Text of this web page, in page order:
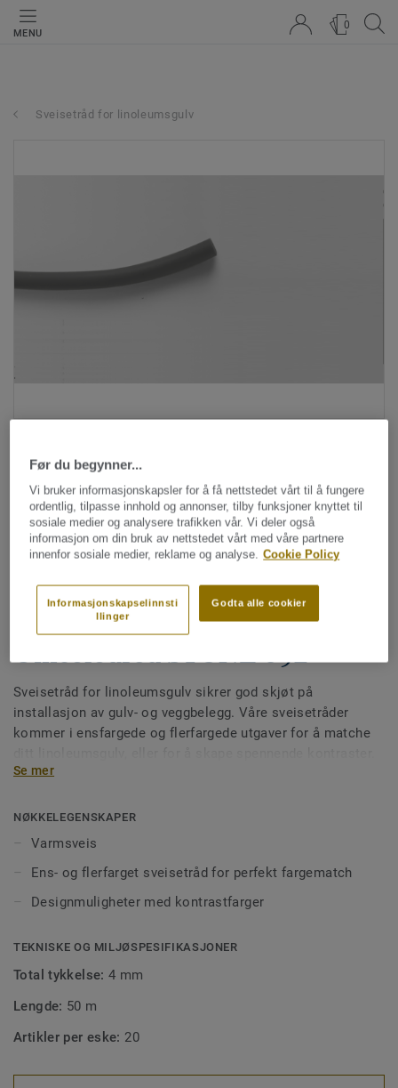
MENU
0
Sveisetråd for linoleumsgulv
Hele kolleksjonen (87)
Sveisetråd for linoleumsgulv -
Unicoloured STONE 692
Sveisetråd for linoleumsgulv sikrer god skjøt på
installasjon av gulv- og veggbelegg. Våre sveisetråder
kommer i ensfargede og flerfargede utgaver for å matche
Se mer
NØKKELEGENSKAPER
Varmsveis
Ens- og flerfarget sveisetråd for perfekt fargematch
Designmuligheter med kontrastfarger
TEKNISKE OG MILJØSPESIFIKASJONER
Total tykkelse:4 mm
Lengde: 50 m
Artikler per eske: 20
Før du begynner...
Vi bruker informasjonskapsler for å få nettstedet vårt til å fungere
ordentlig, tilpasse innhold og annonser, tilby funksjoner knyttet til
sosiale medier og analysere trafikken vår. Vi deler også
informasjon om din bruk av nettstedet vårt med våre partnere
innenfor sosiale medier, reklame og analyse. Cookie Policy
Godta alle cookier
Informasjonskapselinnsti
llinger